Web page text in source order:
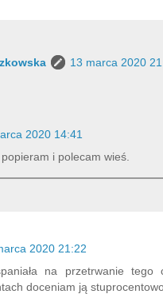
13 marca 2020
2020 14:41
popieram i polecam wieś.
2020 21:22
na przetrwanie tego
doceniam ją